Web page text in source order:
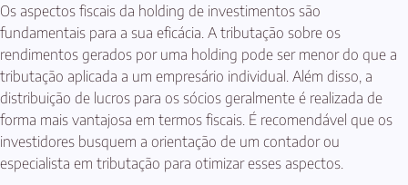
Os aspectos fiscais da holding de investimentos são
fundamentais para a sua eficácia. A tributação sobre os
rendimentos gerados por uma holding pode ser menor do que a
tributação aplicada a um empresário individual. Além disso, a
distribuição de lucros para os sócios geralmente é realizada de
forma mais vantajosa em termos fiscais. É recomendável que os
investidores busquem a orientação de um contador ou
especialista em tributação para otimizar esses aspectos.